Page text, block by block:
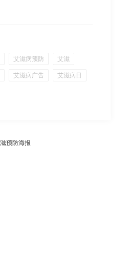
艾滋病预防 艾滋
艾滋病广告 艾滋病日